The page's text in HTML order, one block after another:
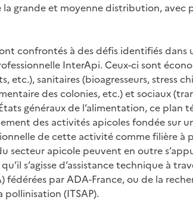
grande et moyenne distribution, avec
confrontés à des défis identifiés dans
InterApi. Ceux-ci sont
sanitaires (bioagresseurs, stress
des colonies, etc.) et sociaux
généraux de l’alimentation, ce plan
des activités apicoles fondée sur
de cette activité comme filière à
secteur apicole peuvent en outre
s’agisse d’assistance technique à
par ADA-France, ou de la
(ITSAP).